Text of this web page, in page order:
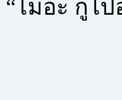
“ไม่อ่ะ กูไ